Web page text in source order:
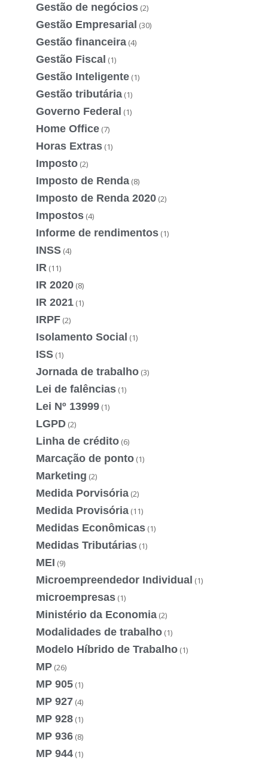
Gestão de negócios (2)
Gestão Empresarial (30)
Gestão financeira (4)
Gestão Fiscal (1)
Gestão Inteligente (1)
Gestão tributária (1)
Governo Federal (1)
Home Office (7)
Horas Extras (1)
Imposto (2)
Imposto de Renda (8)
Imposto de Renda 2020 (2)
Impostos (4)
Informe de rendimentos (1)
INSS (4)
IR (11)
IR 2020 (8)
IR 2021 (1)
IRPF (2)
Isolamento Social (1)
ISS (1)
Jornada de trabalho (3)
Lei de falências (1)
Lei Nº 13999 (1)
LGPD (2)
Linha de crédito (6)
Marcação de ponto (1)
Marketing (2)
Medida Porvisória (2)
Medida Provisória (11)
Medidas Econômicas (1)
Medidas Tributárias (1)
MEI (9)
Microempreendedor Individual (1)
microempresas (1)
Ministério da Economia (2)
Modalidades de trabalho (1)
Modelo Híbrido de Trabalho (1)
MP (26)
MP 905 (1)
MP 927 (4)
MP 928 (1)
MP 936 (8)
MP 944 (1)